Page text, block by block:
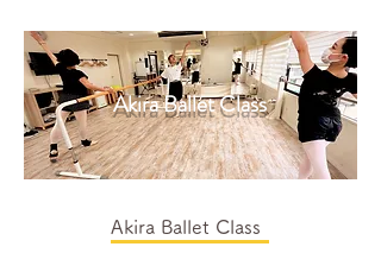
Akira Ballet Class
Akira Ballet Class